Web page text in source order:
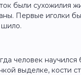
были сухожилия
Первые иголки
шило.
человек научился
выделке, кости